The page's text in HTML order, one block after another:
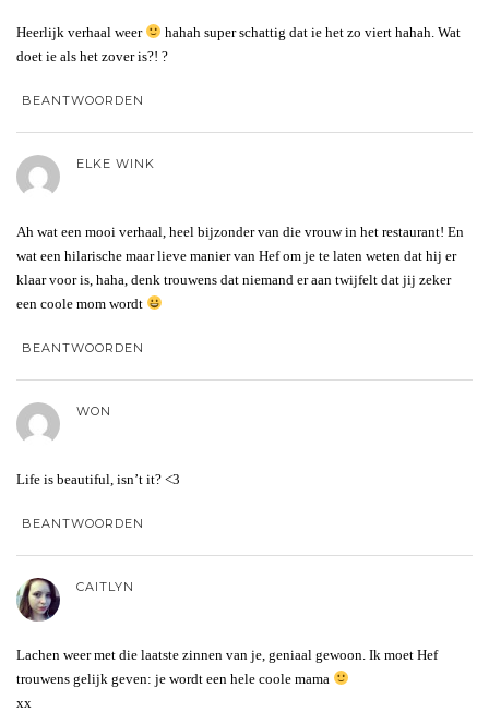
Heerlijk verhaal weer
hahah super schattig dat ie het zo viert hahah. Wat
doet ie als het zover is?! ?
BEANTWOORDEN
ELKE WINK
Ah wat een mooi verhaal, heel bijzonder van die vrouw in het restaurant! En
wat een hilarische maar lieve manier van Hef om je te laten weten dat hij er
klaar voor is, haha, denk trouwens dat niemand er aan twijfelt dat jij zeker
een coole mom wordt
BEANTWOORDEN
WON
Life is beautiful, isn’t it? <3
BEANTWOORDEN
CAITLYN
Lachen weer met die laatste zinnen van je, geniaal gewoon. Ik moet Hef
trouwens gelijk geven: je wordt een hele coole mama
xx